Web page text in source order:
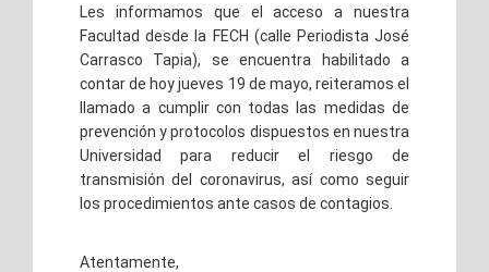
Les informamos que el acceso a nuestra
Facultad desde la FECH (calle Periodista José
Carrasco Tapia), se encuentra habilitado a
contar de hoy jueves 19 de mayo, reiteramos el
llamado a cumplir con todas las medidas de
prevención y protocolos dispuestos en nuestra
Universidad para reducir el riesgo de
transmisión del coronavirus, así como seguir
los procedimientos ante casos de contagios.
Atentamente,